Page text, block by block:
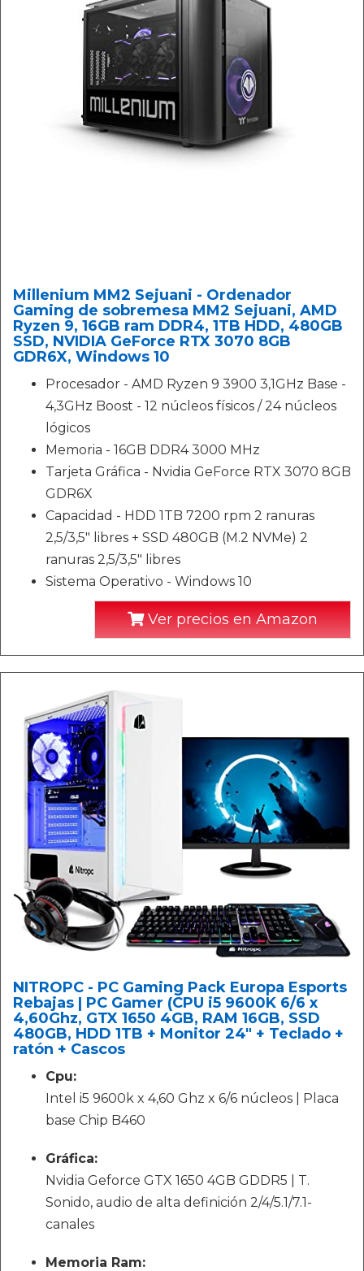
Millenium MM2 Sejuani - Ordenador
Gaming de sobremesa MM2 Sejuani, AMD
Ryzen 9, 16GB ram DDR4, 1TB HDD, 480GB
SSD, NVIDIA GeForce RTX 3070 8GB
GDR6X, Windows 10
Procesador - AMD Ryzen 9 3900 3,1GHz Base -
4,3GHz Boost - 12 núcleos físicos / 24 núcleos
lógicos
Memoria - 16GB DDR4 3000 MHz
Tarjeta Gráfica - Nvidia GeForce RTX 3070 8GB
GDR6X
Capacidad - HDD 1TB 7200 rpm 2 ranuras
2,5/3,5" libres + SSD 480GB (M.2 NVMe) 2
ranuras 2,5/3,5" libres
Sistema Operativo - Windows 10
Ver precios en Amazon
NITROPC - PC Gaming Pack Europa Esports
Rebajas | PC Gamer (CPU i5 9600K 6/6 x
4,60Ghz, GTX 1650 4GB, RAM 16GB, SSD
480GB, HDD 1TB + Monitor 24" + Teclado +
ratón + Cascos
Cpu:
Intel i5 9600k x 4,60 Ghz x 6/6 núcleos | Placa
base Chip B460
Gráfica:
Nvidia Geforce GTX 1650 4GB GDDR5 | T.
Sonido, audio de alta definición 2/4/5.1/7.1-
canales
Memoria Ram: